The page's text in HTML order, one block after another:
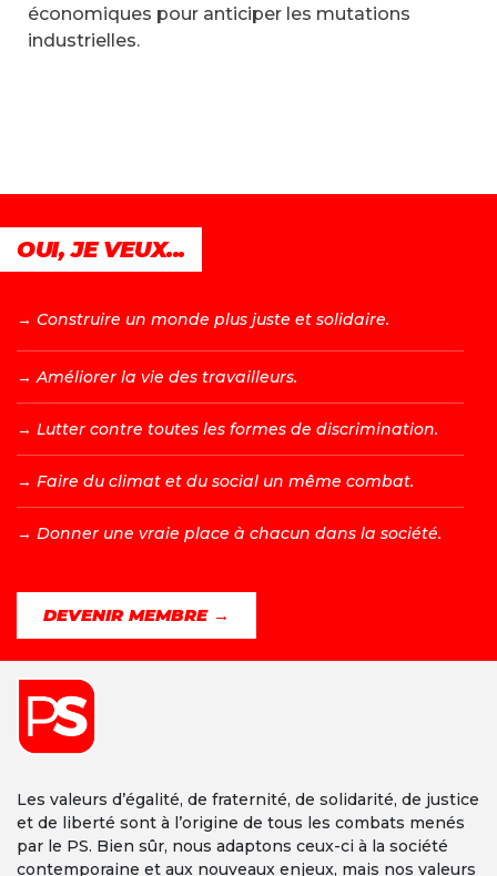
économiques pour anticiper les mutations
industrielles.
Les valeurs d’égalité, de fraternité, de solidarité, de justice
et de liberté sont à l’origine de tous les combats menés
par le PS. Bien sûr, nous adaptons ceux-ci à la société
contemporaine et aux nouveaux enjeux, mais nos valeurs
OUI, JE VEUX...
→ Construire un monde plus juste et solidaire.
→ Améliorer la vie des travailleurs.
→ Lutter contre toutes les formes de discrimination.
→ Faire du climat et du social un même combat.
→ Donner une vraie place à chacun dans la société.
DEVENIR MEMBRE →